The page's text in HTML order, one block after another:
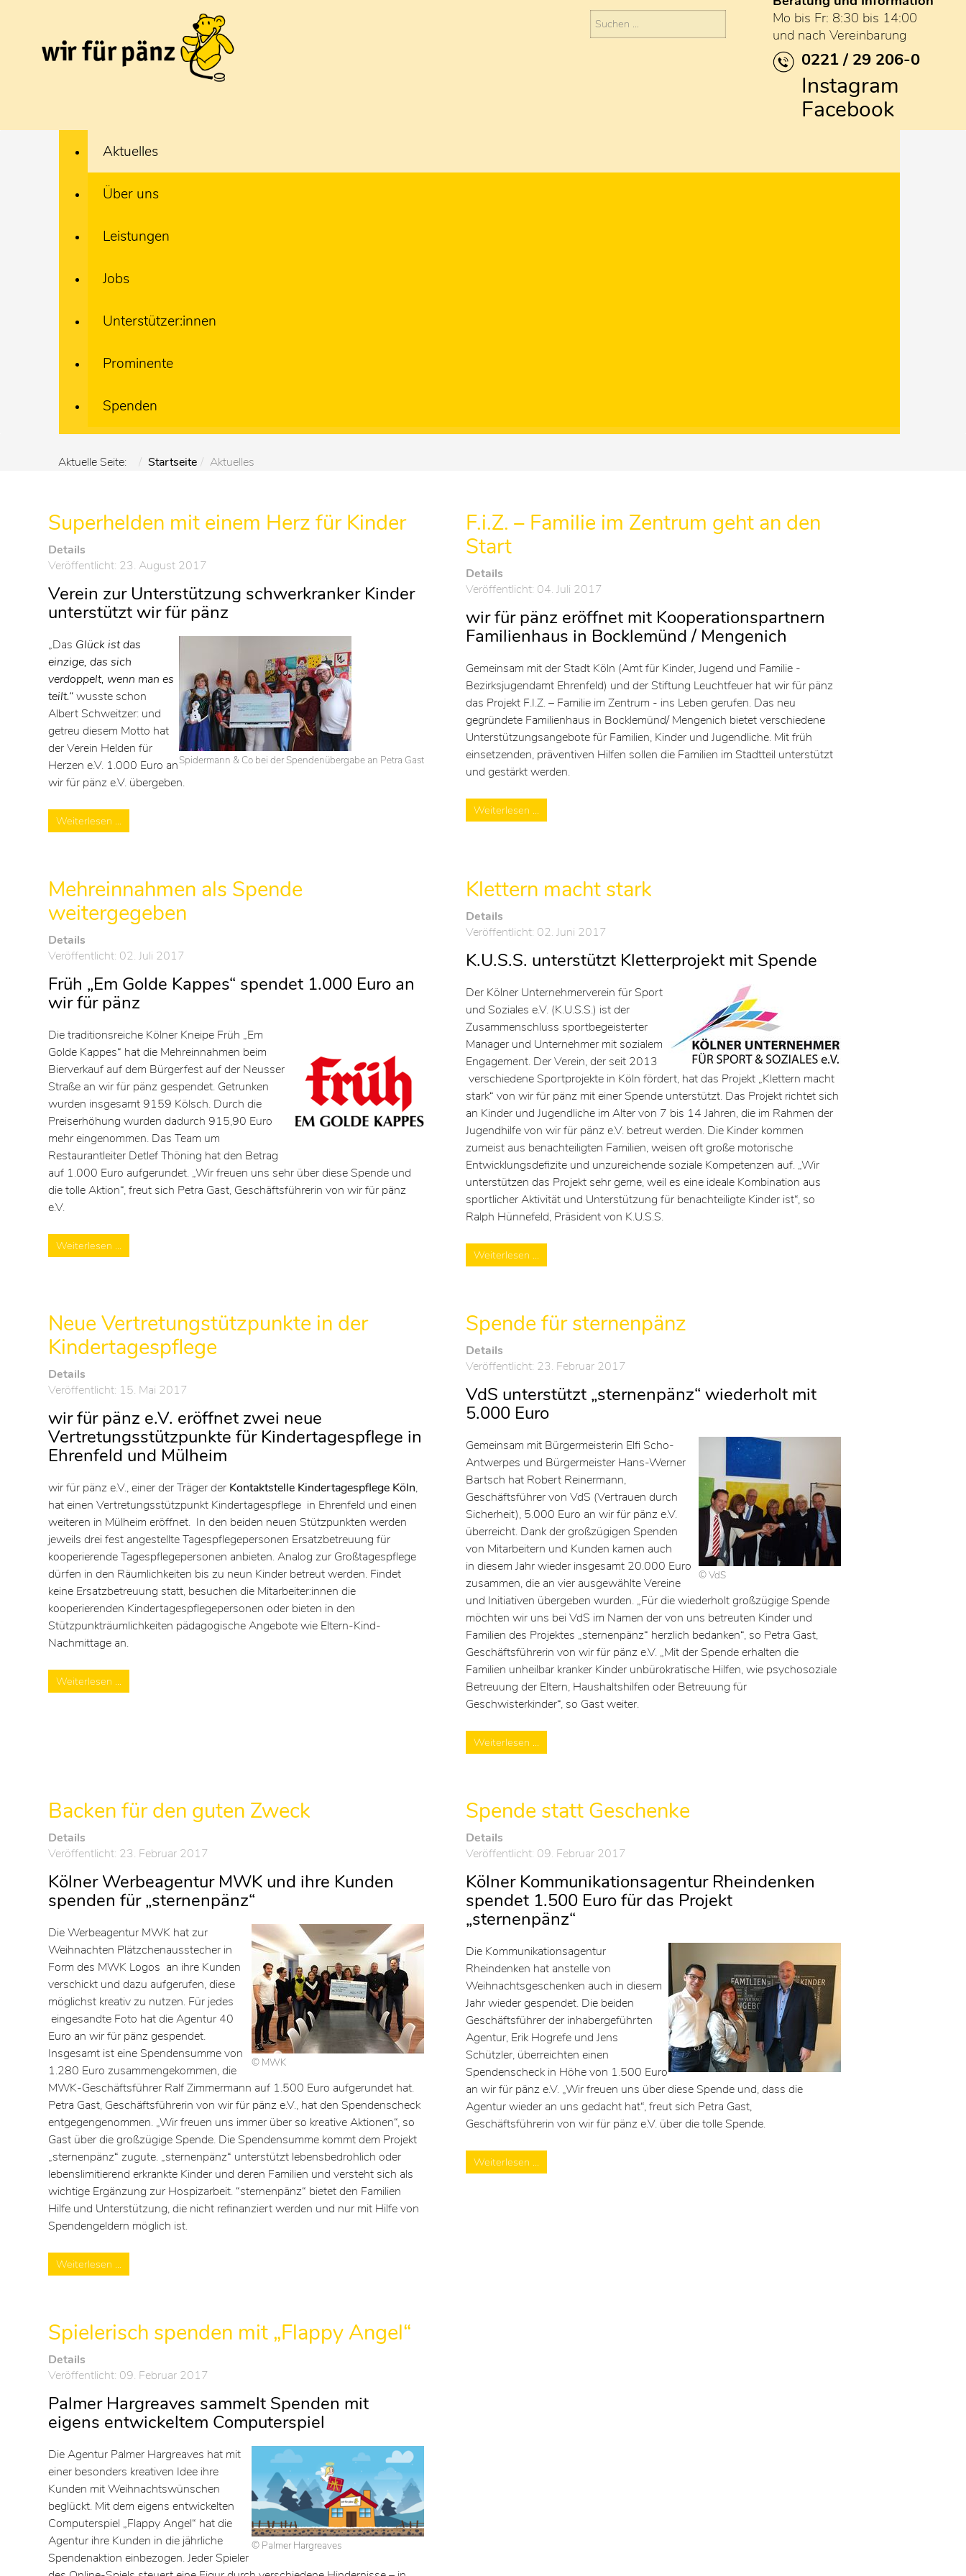
Mo bis Fr: 8:30 bis 14:00
und nach Vereinbarung
0221 / 29 206-0
Instagram
Facebook
Aktuelles
Über uns
Leistungen
Jobs
Unterstützer:innen
Prominente
Spenden
Aktuelle Seite: Startseite Aktuelles
Superhelden mit einem Herz für Kinder
Details
Veröffentlicht: 23. August 2017
Verein zur Unterstützung schwerkranker Kinder
unterstützt wir für pänz
Spidermann & Co bei der Spendenübergabe an Petra Gast
„Das Glück ist das
einzige, das sich
verdoppelt, wenn man es
teilt.“wusste schon
Albert Schweitzer: und
getreu diesem Motto hat
der Verein Helden für
Herzen e.V. 1.000 Euro an
wir für pänz e.V. übergeben.
Weiterlesen …
F.i.Z. – Familie im Zentrum geht an den
Start
Details
Veröffentlicht: 04. Juli 2017
wir für pänz eröffnet mit Kooperationspartnern
Familienhaus in Bocklemünd / Mengenich
Gemeinsam mit der Stadt Köln (Amt für Kinder, Jugend und Familie -
Bezirksjugendamt Ehrenfeld) und der Stiftung Leuchtfeuer hat wir für pänz
das Projekt F.I.Z. – Familie im Zentrum - ins Leben gerufen. Das neu
gegründete Familienhaus in Bocklemünd/ Mengenich bietet verschiedene
Unterstützungsangebote für Familien, Kinder und Jugendliche. Mit früh
einsetzenden, präventiven Hilfen sollen die Familien im Stadtteil unterstützt
und gestärkt werden.
Weiterlesen …
Mehreinnahmen als Spende
weitergegeben
Details
Veröffentlicht: 02. Juli 2017
Früh „Em Golde Kappes“ spendet 1.000 Euro an
wir für pänz
Die traditionsreiche Kölner Kneipe Früh „Em
Golde Kappes“ hat die Mehreinnahmen beim
Bierverkauf auf dem Bürgerfest auf der Neusser
Straße an wir für pänz gespendet. Getrunken
wurden insgesamt 9159 Kölsch. Durch die
Preiserhöhung wurden dadurch 915,90 Euro
mehr eingenommen. Das Team um
Restaurantleiter Detlef Thöning hat den Betrag
auf 1.000 Euro aufgerundet. „Wir freuen uns sehr über diese Spende und
die tolle Aktion“, freut sich Petra Gast, Geschäftsführerin von wir für pänz
e.V.
Weiterlesen …
Klettern macht stark
Details
Veröffentlicht: 02. Juni 2017
K.U.S.S. unterstützt Kletterprojekt mit Spende
Der Kölner Unternehmerverein für Sport
und Soziales e.V. (K.U.S.S.) ist der
Zusammenschluss sportbegeisterter
Manager und Unternehmer mit sozialem
Engagement. Der Verein, der seit 2013
verschiedene Sportprojekte in Köln fördert, hat das Projekt „Klettern macht
stark“ von wir für pänz mit einer Spende unterstützt. Das Projekt richtet sich
an Kinder und Jugendliche im Alter von 7 bis 14 Jahren, die im Rahmen der
Jugendhilfe von wir für pänz e.V. betreut werden. Die Kinder kommen
zumeist aus benachteiligten Familien, weisen oft große motorische
Entwicklungsdefizite und unzureichende soziale Kompetenzen auf. „Wir
unterstützen das Projekt sehr gerne, weil es eine ideale Kombination aus
sportlicher Aktivität und Unterstützung für benachteiligte Kinder ist“, so
Ralph Hünnefeld, Präsident von K.U.S.S.
Weiterlesen …
Neue Vertretungstützpunkte in der
Kindertagespflege
Details
Veröffentlicht: 15. Mai 2017
wir für pänz e.V. eröffnet zwei neue
Vertretungsstützpunkte für Kindertagespflege in
Ehrenfeld und Mülheim
wir für pänz e.V., einer der Träger der Kontaktstelle Kindertagespflege Köln,
hat einen Vertretungsstützpunkt Kindertagespflege in Ehrenfeld und einen
weiteren in Mülheim eröffnet. In den beiden neuen Stützpunkten werden
jeweils drei fest angestellte Tagespflegepersonen Ersatzbetreuung für
kooperierende Tagespflegepersonen anbieten. Analog zur Großtagespflege
dürfen in den Räumlichkeiten bis zu neun Kinder betreut werden. Findet
keine Ersatzbetreuung statt, besuchen die Mitarbeiter:innen die
kooperierenden Kindertagespflegepersonen oder bieten in den
Stützpunkträumlichkeiten pädagogische Angebote wie Eltern-Kind-
Nachmittage an.
Weiterlesen …
Spende für sternenpänz
Details
Veröffentlicht: 23. Februar 2017
VdS unterstützt „sternenpänz“ wiederholt mit
5.000 Euro
© VdS
Gemeinsam mit Bürgermeisterin Elfi Scho-
Antwerpes und Bürgermeister Hans-Werner
Bartsch hat Robert Reinermann,
Geschäftsführer von VdS (Vertrauen durch
Sicherheit), 5.000 Euro an wir für pänz e.V.
überreicht. Dank der großzügigen Spenden
von Mitarbeitern und Kunden kamen auch
in diesem Jahr wieder insgesamt 20.000 Euro
zusammen, die an vier ausgewählte Vereine
und Initiativen übergeben wurden. „Für die wiederholt großzügige Spende
möchten wir uns bei VdS im Namen der von uns betreuten Kinder und
Familien des Projektes „sternenpänz“ herzlich bedanken“, so Petra Gast,
Geschäftsführerin von wir für pänz e.V. „Mit der Spende erhalten die
Familien unheilbar kranker Kinder unbürokratische Hilfen, wie psychosoziale
Betreuung der Eltern, Haushaltshilfen oder Betreuung für
Geschwisterkinder“, so Gast weiter.
Weiterlesen …
Backen für den guten Zweck
Details
Veröffentlicht: 23. Februar 2017
Kölner Werbeagentur MWK und ihre Kunden
spenden für „sternenpänz“
© MWK
Die Werbeagentur MWK hat zur
Weihnachten Plätzchenausstecher in
Form des MWK Logos an ihre Kunden
verschickt und dazu aufgerufen, diese
möglichst kreativ zu nutzen. Für jedes
eingesandte Foto hat die Agentur 40
Euro an wir für pänz gespendet.
Insgesamt ist eine Spendensumme von
1.280 Euro zusammengekommen, die
MWK-Geschäftsführer Ralf Zimmermann auf 1.500 Euro aufgerundet hat.
Petra Gast, Geschäftsführerin von wir für pänz e.V., hat den Spendenscheck
entgegengenommen. „Wir freuen uns immer über so kreative Aktionen“, so
Gast über die großzügige Spende. Die Spendensumme kommt dem Projekt
„sternenpänz“ zugute. „sternenpänz“ unterstützt lebensbedrohlich oder
lebenslimitierend erkrankte Kinder und deren Familien und versteht sich als
wichtige Ergänzung zur Hospizarbeit. “sternenpänz“ bietet den Familien
Hilfe und Unterstützung, die nicht refinanziert werden und nur mit Hilfe von
Spendengeldern möglich ist.
Weiterlesen …
Spende statt Geschenke
Details
Veröffentlicht: 09. Februar 2017
Kölner Kommunikationsagentur Rheindenken
spendet 1.500 Euro für das Projekt
„sternenpänz“
Die Kommunikationsagentur
Rheindenken hat anstelle von
Weihnachtsgeschenken auch in diesem
Jahr wieder gespendet. Die beiden
Geschäftsführer der inhabergeführten
Agentur, Erik Hogrefe und Jens
Schützler, überreichten einen
Spendenscheck in Höhe von 1.500 Euro
an wir für pänz e.V. „Wir freuen uns über diese Spende und, dass die
Agentur wieder an uns gedacht hat“, freut sich Petra Gast,
Geschäftsführerin von wir für pänz e.V. über die tolle Spende.
Weiterlesen …
Spielerisch spenden mit „Flappy Angel“
Details
Veröffentlicht: 09. Februar 2017
Palmer Hargreaves sammelt Spenden mit
eigens entwickeltem Computerspiel
© Palmer Hargreaves
Die Agentur Palmer Hargreaves hat mit
einer besonders kreativen Idee ihre
Kunden mit Weihnachtswünschen
beglückt. Mit dem eigens entwickelten
Computerspiel „Flappy Angel“ hat die
Agentur ihre Kunden in die jährliche
Spendenaktion einbezogen. Jeder Spieler